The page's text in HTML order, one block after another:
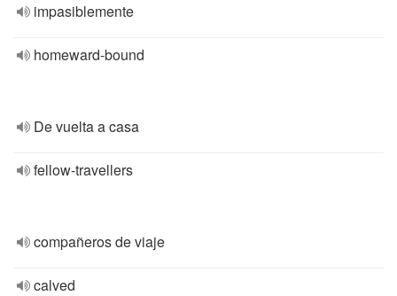
impasiblemente
homeward-bound
De vuelta a casa
fellow-travellers
compañeros de viaje
calved